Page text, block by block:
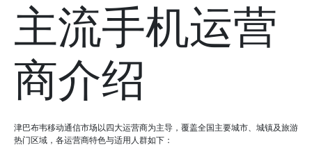
主流手机运营
商介绍
津巴布韦移动通信市场以四大运营商为主导，覆盖全国主要城市、城镇及旅游
热门区域，各运营商特色与适用人群如下：